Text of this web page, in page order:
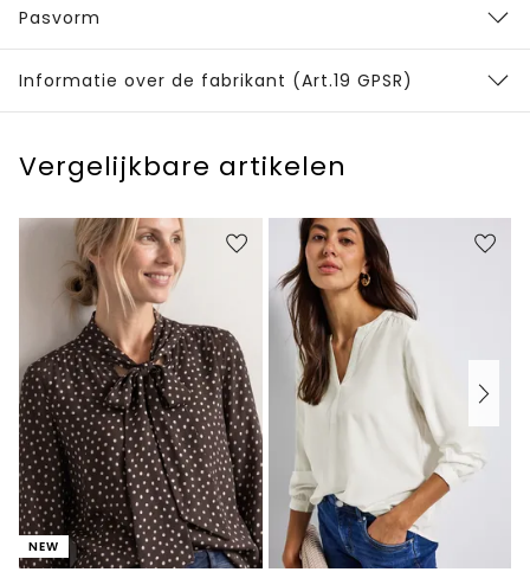
Pasvorm
Informatie over de fabrikant (Art.19 GPSR)
Vergelijkbare artikelen
NEW